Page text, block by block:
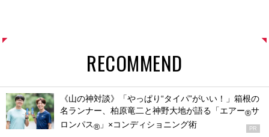
RECOMMEND
《山の神対談》「やっぱり“タイパ”がいい！」箱根の
名ランナー、柏原竜二と神野大地が語る「エアー®サ
ロンパス® 」×コンディショニング術 PR